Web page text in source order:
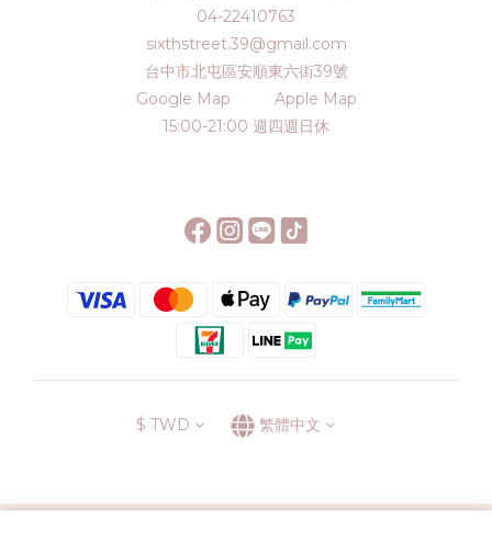
04-22410763
sixthstreet.39@gmail.com
台中市北屯區安順東六街39號
Google Map
Apple Map
15:00-21:00 週四週日休
$ TWD 繁體中文